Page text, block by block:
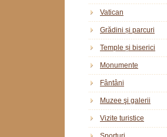
Vatican
Grădini și parcuri
Temple și biserici
Monumente
Fântâni
Muzee şi galerii
Vizite turistice